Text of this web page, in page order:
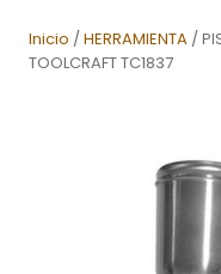
Inicio /HERRAMIENTA /
TOOLCRAFT TC1837